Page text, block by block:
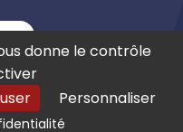
donne le contrôle
Personnaliser